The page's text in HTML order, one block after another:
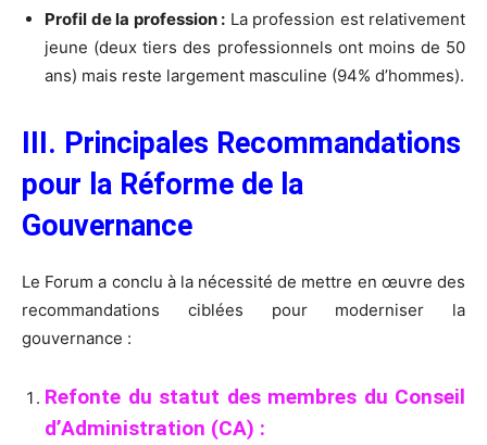
Profil de la profession : La profession est relativement
jeune (deux tiers des professionnels ont moins de 50
ans) mais reste largement masculine (94% d’hommes).
III. Principales Recommandations
pour la Réforme de la
Gouvernance
Le Forum a conclu à la nécessité de mettre en œuvre des
recommandations ciblées pour moderniser la
gouvernance :
Refonte du statut des membres du Conseil
d’Administration (CA) :